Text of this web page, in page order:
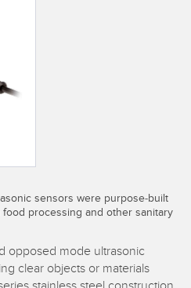
de palettes
(OEE)
maintenance prédictive et
sensors were purpose-built
processing and other sanitary
opposed mode ultrasonic
clear objects or materials